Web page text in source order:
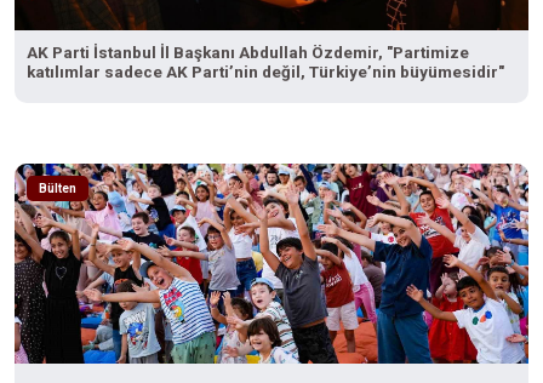
AK Parti İstanbul İl Başkanı Abdullah Özdemir, "Partimize
katılımlar sadece AK Parti’nin değil, Türkiye’nin büyümesidir"
Bülten